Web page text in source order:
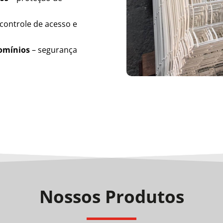
de acesso e
– segurança
Nossos Produtos